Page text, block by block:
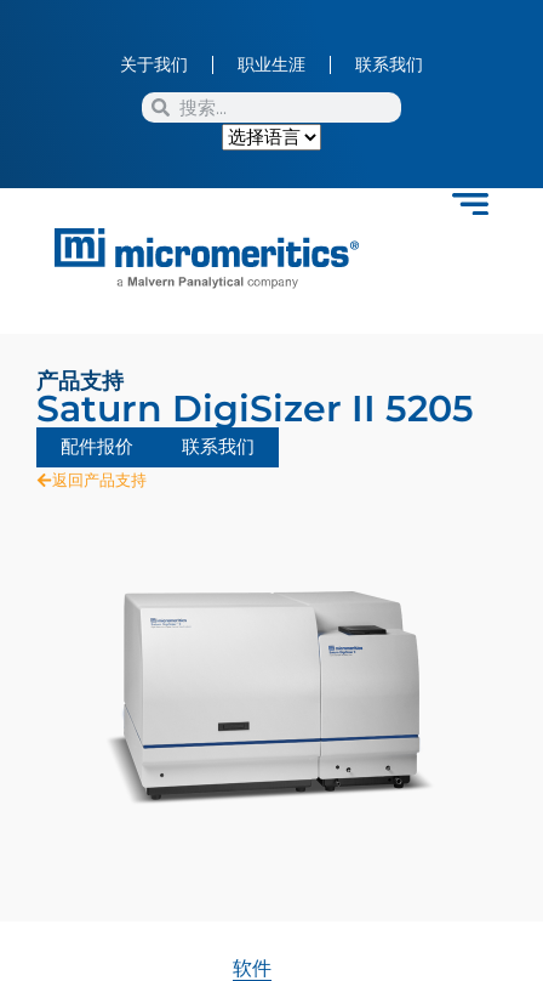
关于我们 职业生涯 联系我们
产品支持
Saturn DigiSizer II 5205
配件报价 联系我们
返回产品支持
软件